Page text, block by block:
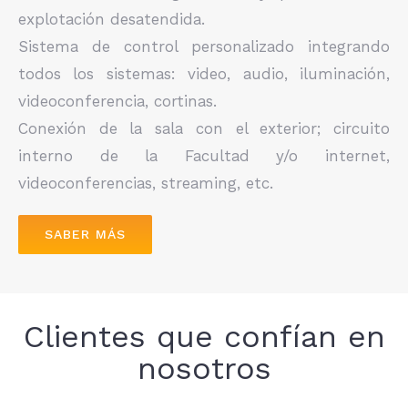
explotación desatendida.
Sistema de control personalizado integrando
todos los sistemas: video, audio, iluminación,
videoconferencia, cortinas.
Conexión de la sala con el exterior; circuito
interno de la Facultad y/o internet,
videoconferencias, streaming, etc.
SABER MÁS
Clientes que confían en
nosotros